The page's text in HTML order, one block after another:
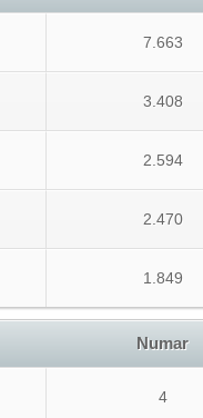
7.663
3.408
2.594
2.470
1.849
Numar
4